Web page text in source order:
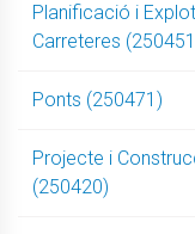
Planificació i
Carreteres
Ponts (250471)
Projecte i
(250420)